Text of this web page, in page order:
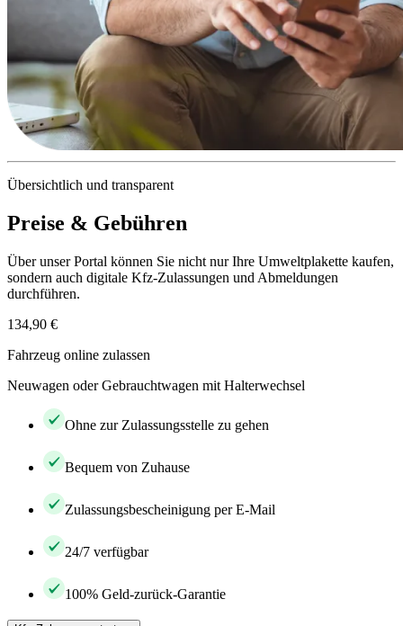
Übersichtlich und transparent
Preise & Gebühren
Über unser Portal können Sie nicht nur Ihre Umweltplakette kaufen,
sondern auch digitale Kfz-Zulassungen und Abmeldungen
durchführen.
134,90 €
Fahrzeug online zulassen
Neuwagen oder Gebrauchtwagen mit Halterwechsel
Ohne zur Zulassungsstelle zu gehen
Bequem von Zuhause
Zulassungsbescheinigung per E-Mail
24/7 verfügbar
100% Geld-zurück-Garantie